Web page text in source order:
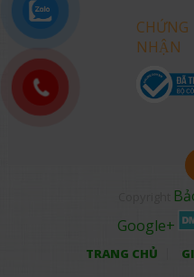
CHỨNG
NHẬN
Google+
TRANG CHỦ